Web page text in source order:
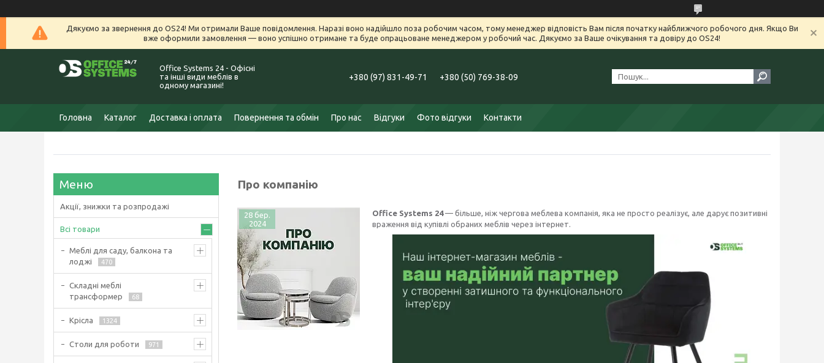
Дякуємо за звернення до OS24! Ми отримали Ваше повідомлення. Наразі воно надійшло поза робочим часом, тому менеджер відповість Вам після початку найближчого робочого дня. Якщо Ви
вже оформили замовлення — воно успішно отримане та буде опрацьоване менеджером у робочий час. Дякуємо за Ваше очікування та довіру до OS24!
Office Systems 24 - Офісні
та інші види меблів в
одному магазині!
+380 (97) 831-49-71 +380 (50) 769-38-09
Головна Каталог Доставка і оплата Повернення та обмін Про нас Відгуки Фото відгуки Контакти
Про компанію
28 бер.
2024
Office Systems 24— більше, ніж чергова меблева компанія, яка не просто реалізує, але дарує позитивні
враження від купівлі обраних меблів через інтернет.
Акції, знижки та розпродажі
Всі товари
Меблі для саду, балкона та
лоджі
470
Складні меблі
трансформер
68
Крісла 1324
Столи для роботи 971